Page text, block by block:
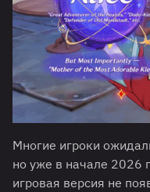
Многие игроки
но уже в начале 2026
игровая версия не